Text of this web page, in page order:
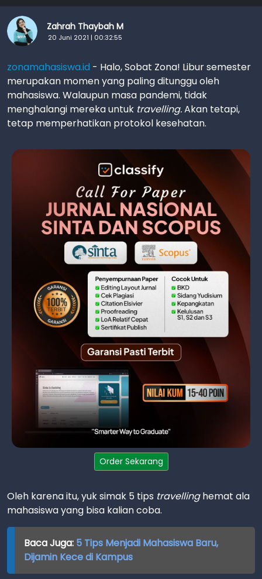
Zahrah Thaybah M
20 Juni 2021 | 00:32:55
zonamahasiswa.id - Halo, Sobat Zona! Libur semester
merupakan momen yang paling ditunggu oleh
mahasiswa. Walaupun masa pandemi, tidak
menghalangi mereka untuk travelling.Akan tetapi,
tetap memperhatikan protokol kesehatan.
Order Sekarang
Oleh karena itu, yuk simak 5 tips travellinghemat ala
mahasiswa yang bisa kalian coba.
Baca Juga: 5 Tips Menjadi Mahasiswa Baru,
Dijamin Kece di Kampus